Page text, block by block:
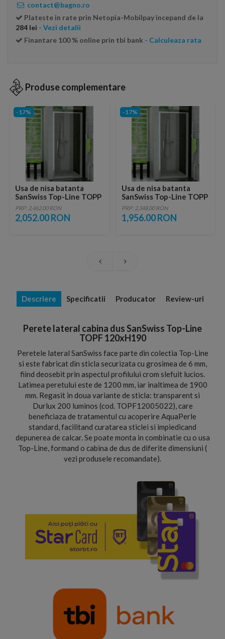
contact@bagno.ro
Plateste in rate prin Netopia-Mobilpay incepand de la
284 lei - Vezi detalii
Finantare 100 % online prin tbi bank - Calculeaza rata
Produse complementare
-17%
Usa de nisa batanta
SanSwiss Top-Line TOPP
80xH190 cm
PRP: 2,462.00 RON
2,052.00 RON
-17%
Usa de nisa batanta
SanSwiss Top-Line TOPP
70xH190 cm
PRP: 2,348.00 RON
1,956.00 RON
Descriere Specificatii Producator Review-uri
Perete lateral cabina dus SanSwiss Top-Line
TOPF 120xH190
Peretele lateral SanSwiss face parte din colectia Top-Line
si este fabricat din sticla securizata cu grosimea de 6 mm,
fiind deosebit prin aspectul profilului crom slefuit lucios.
Latimea peretului este de 1200 mm, iar inaltimea de 1900
mm. Regasit in doua variante de sticla: transparent si
Durlux 200 luminos (cod. TOPF12005022), care
beneficiaza de tratamentul cu acoperire AquaPerle
standard, facilitand curatarea sticlei si impiedicand
depunerea de calcar. Se poate monta in combinatie cu o usa
Top-Line, formand o cabina de dus de diferite dimensiuni (
vezi produsele recomandate).